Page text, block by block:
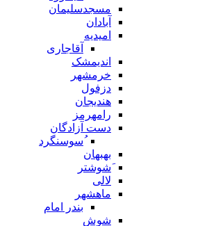
مسجدسلیمان
آبادان
امیدیه
آقاجاری
اندیمشک
خرمشهر
دزفول
هندیجان
رامهرمز
دست آزادگان
ُسوسنگرد
بهبهان
َشوشتر
لالی
ماهشهر
بندر امام
شوش